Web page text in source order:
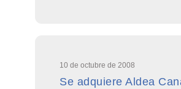
10 de octubre de 2008
Se adquiere Aldea